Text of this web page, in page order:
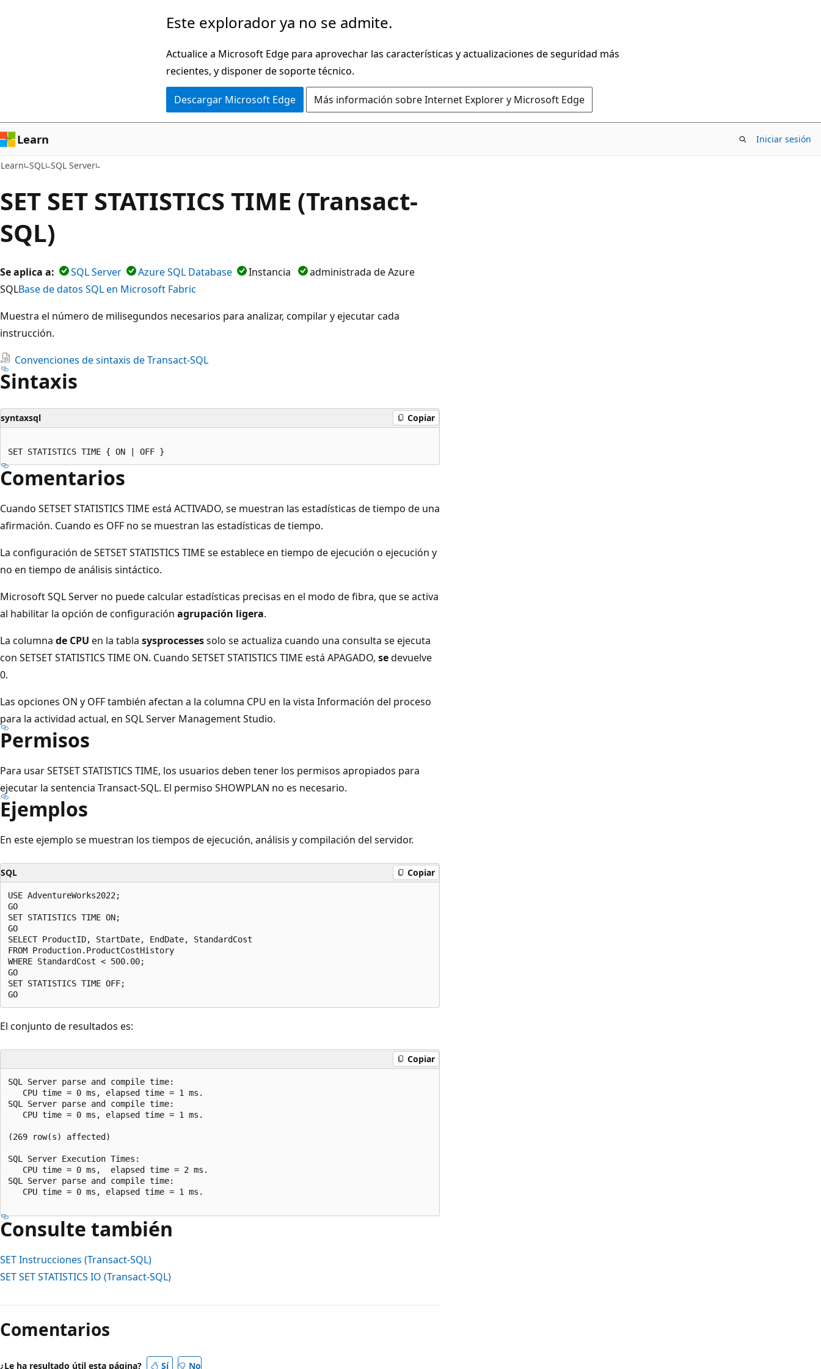
Este explorador ya no se admite.
Actualice a Microsoft Edge para aprovechar las características y actualizaciones de seguridad más
recientes, y disponer de soporte técnico.
Descargar Microsoft Edge Más información sobre Internet Explorer y Microsoft Edge
Learn Iniciar sesión
Learn SQL SQL Server
SET SET STATISTICS TIME (Transact-
SQL)
Se aplica a: SQL Server Azure SQL Database Instancia
administrada de Azure
SQLBase de datos SQL en Microsoft Fabric
Muestra el número de milisegundos necesarios para analizar, compilar y ejecutar cada
instrucción.
Convenciones de sintaxis de Transact-SQL
Sintaxis
syntaxsql Copiar
Comentarios
Cuando SETSET STATISTICS TIME está ACTIVADO, se muestran las estadísticas de tiempo de una
afirmación. Cuando es OFF no se muestran las estadísticas de tiempo.
La configuración de SETSET STATISTICS TIME se establece en tiempo de ejecución o ejecución y
no en tiempo de análisis sintáctico.
Microsoft SQL Server no puede calcular estadísticas precisas en el modo de fibra, que se activa
al habilitar la opción de configuración agrupación ligera.
La columna de CPU en la tabla sysprocessessolo se actualiza cuando una consulta se ejecuta
con SETSET STATISTICS TIME ON. Cuando SETSET STATISTICS TIME está APAGADO, sedevuelve
0.
Las opciones ON y OFF también afectan a la columna CPU en la vista Información del proceso
para la actividad actual, en SQL Server Management Studio.
Permisos
Para usar SETSET STATISTICS TIME, los usuarios deben tener los permisos apropiados para
ejecutar la sentencia Transact-SQL. El permiso SHOWPLAN no es necesario.
Ejemplos
En este ejemplo se muestran los tiempos de ejecución, análisis y compilación del servidor.
SQL Copiar
USE AdventureWorks2022;
GO
SET STATISTICS TIME ON;
GO
SELECT ProductID, StartDate, EndDate, StandardCost
FROM Production.ProductCostHistory
WHERE StandardCost < 500.00;
GO
SET STATISTICS TIME OFF;
El conjunto de resultados es:
Copiar
SQL Server parse and compile time:
   CPU time = 0 ms, elapsed time = 1 ms.
SQL Server parse and compile time:
   CPU time = 0 ms, elapsed time = 1 ms.
(269 row(s) affected)
SQL Server Execution Times:
   CPU time = 0 ms,  elapsed time = 2 ms.
SQL Server parse and compile time:
   CPU time = 0 ms, elapsed time = 1 ms.
Consulte también
SET Instrucciones (Transact-SQL)
SET SET STATISTICS IO (Transact-SQL)
de
lectura
Comentarios
¿Le ha resultado útil esta página? Sí No